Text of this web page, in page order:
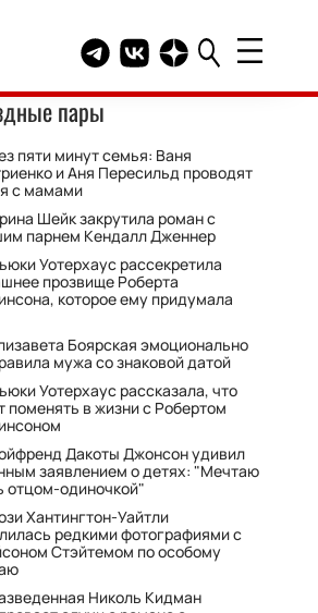
Telegram канал HELLO
Группа HELLO
Канал HELLO в
пары
пяти минут семья: Ваня
и Аня Пересильд проводят
с мамами
Шейк закрутила роман с
парнем Кендалл Дженнер
Уотерхаус рассекретила
прозвище Роберта
которое ему придумала
Боярская эмоционально
мужа со знаковой датой
Уотерхаус рассказала, что
поменять в жизни с Робертом
Дакоты Джонсон удивил
заявлением о детях: "Мечтаю
отцом-одиночкой"
Хантингтон-Уайтли
редкими фотографиями с
Стэйтемом по особому
Николь Кидман